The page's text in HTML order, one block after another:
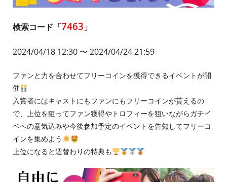
検索コード「7463 」
2024/04/18 12:30 〜 2024/04/24 21:59
ファンと力を合わせてフリーコインを獲得できるイベントが開
催
入賞者にはキャストにもファンにもフリーコインが貰えるの
で、上位を狙ってファン獲得やトロフィーを狙いながらガチイ
ベへの意気込みや今後参加予定のイベントを告知してフリーコ
インを集めよう
上位になると週替わりの特典も